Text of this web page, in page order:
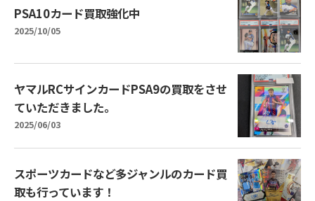
PSA10カード買取強化中
2025/10/05
ヤマルRCサインカードPSA9の買取をさせ
ていただきました。
2025/06/03
スポーツカードなど多ジャンルのカード買
取も行っています！